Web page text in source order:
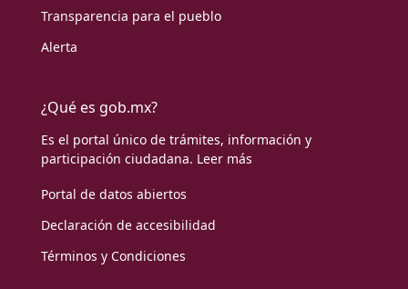
Transparencia para el pueblo
Alerta
¿Qué es gob.mx?
Es el portal único de trámites, información y
participación ciudadana. Leer más
Portal de datos abiertos
Declaración de accesibilidad
Términos y Condiciones